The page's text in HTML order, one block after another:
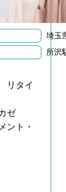
埼玉
所沢
リタイ
ゼ
ント・